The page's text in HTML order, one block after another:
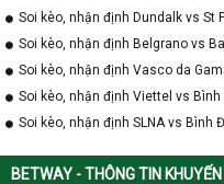
Soi kèo, nhận định Dundalk vs
Soi kèo, nhận định Belgrano vs
Soi kèo, nhận định Vasco da
Soi kèo, nhận định Viettel vs
Soi kèo, nhận định SLNA vs
BETWAY - THÔNG TIN